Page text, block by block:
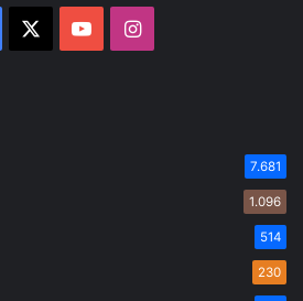
Facebook YouTubeInstagram
7.681
1.096
514
230